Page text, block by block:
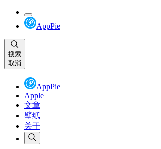
AppPie
搜索
取消
AppPie
Apple
文章
壁纸
关于